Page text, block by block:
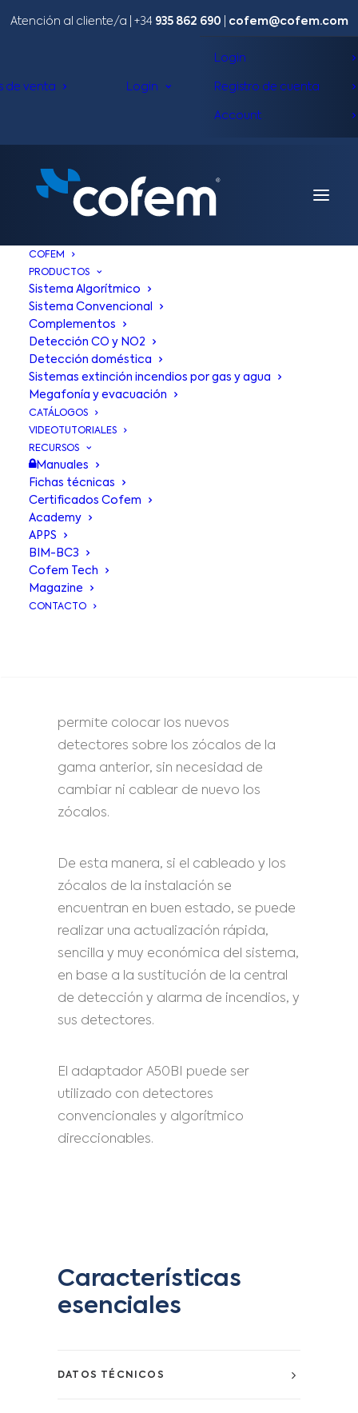
Atención al cliente/a​ | +34 935 862 690 cofem@cofem.com
de venta Login
Login
Registro de cuenta
Account
COFEM
PRODUCTOS
Sistema Algorítmico
Sistema Convencional
Complementos
Detección CO y NO2
Detección doméstica
Sistemas extinción incendios por gas y agua
Megafonía y evacuación
CATÁLOGOS
VIDEOTUTORIALES
RECURSOS
Manuales
Fichas técnicas
Certificados Cofem
Academy
APPS
BIM-BC3
Cofem Tech
Magazine
CONTACTO
Zócalo
adaptador A50BI
Para facilitar la tarea de
permite colocar los nuevos
detectores sobre los zócalos de la
gama anterior, sin necesidad de
cambiar ni cablear de nuevo los
zócalos.
De esta manera, si el cableado y los
zócalos de la instalación se
encuentran en buen estado, se puede
realizar una actualización rápida,
sencilla y muy económica del sistema,
en base a la sustitución de la central
de detección y alarma de incendios, y
sus detectores.
El adaptador A50BI puede ser
utilizado con detectores
convencionales y algorítmico
direccionables.
Características
esenciales
DATOS TÉCNICOS